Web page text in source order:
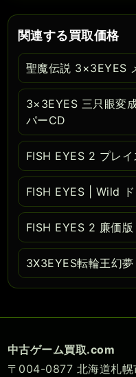
関連する買取価格
聖魔伝説 3×3EYES
3×3EYES 三只眼変
パーCD
FISH EYES 2 プレ
FISH EYES | Wild
FISH EYES 2 廉価
3X3EYES転輪王幻
中古ゲーム買取.com
〒004-0877 北海道札